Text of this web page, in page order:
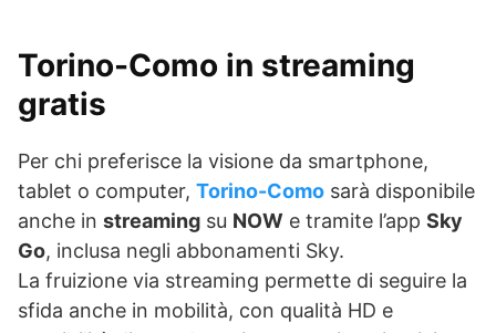
Torino-Como in streaming
gratis
Per chi preferisce la visione da smartphone,
tablet o computer, Torino-Como sarà disponibile
anche in streaming su NOW e tramite l’app Sky
Go, inclusa negli abbonamenti Sky.
La fruizione via streaming permette di seguire la
sfida anche in mobilità, con qualità HD e